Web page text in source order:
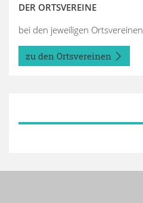
DER ORTSVEREINE
bei den jeweiligen Ortsvereinen
zu den Ortsvereinen